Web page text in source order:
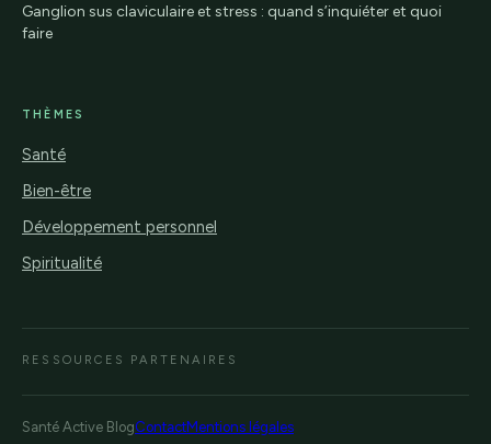
Ganglion sus claviculaire et stress : quand s’inquiéter et quoi
faire
THÈMES
Santé
Bien-être
Développement personnel
Spiritualité
RESSOURCES PARTENAIRES
Santé Active BlogContactMentions légales